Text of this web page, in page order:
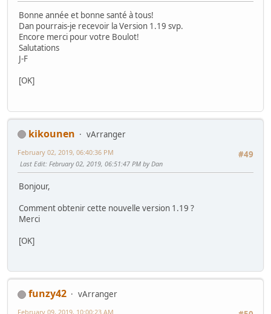
Bonne année et bonne santé à tous!
Dan pourrais-je recevoir la Version 1.19 svp.
Encore merci pour votre Boulot!
Salutations
J-F
[OK]
kikounen
vArranger
#49
February 02, 2019, 06:40:36 PM
Last Edit: February 02, 2019, 06:51:47 PM by Dan
Bonjour,
Comment obtenir cette nouvelle version 1.19 ?
Merci
[OK]
funzy42
vArranger
February 09, 2019, 10:00:23 AM